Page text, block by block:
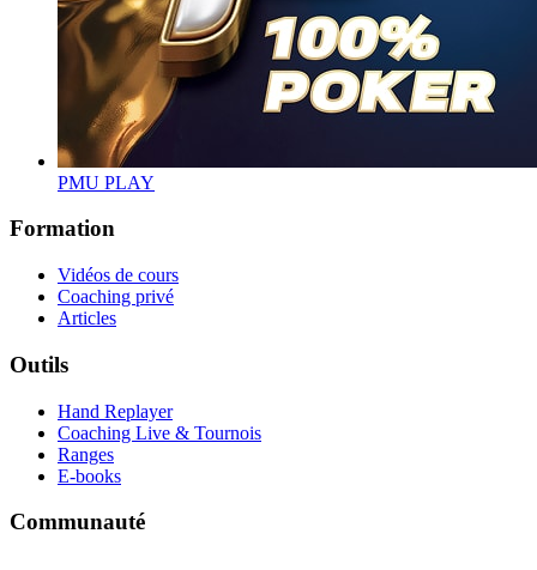
PMU PLAY
Formation
Vidéos de cours
Coaching privé
Articles
Outils
Hand Replayer
Coaching Live & Tournois
Ranges
E-books
Communauté